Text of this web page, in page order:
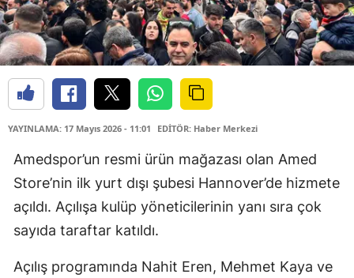
YAYINLAMA: 17 Mayıs 2026 - 11:01 EDİTÖR: Haber Merkezi
Amedspor’un resmi ürün mağazası olan Amed
Store’nin ilk yurt dışı şubesi Hannover’de hizmete
açıldı. Açılışa kulüp yöneticilerinin yanı sıra çok
sayıda taraftar katıldı.
Açılış programında Nahit Eren, Mehmet Kaya ve